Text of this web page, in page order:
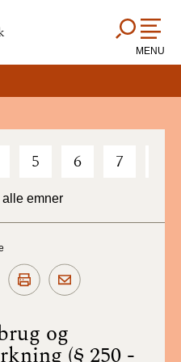
MENU
5 6 7
emner
og
(§ 250 -